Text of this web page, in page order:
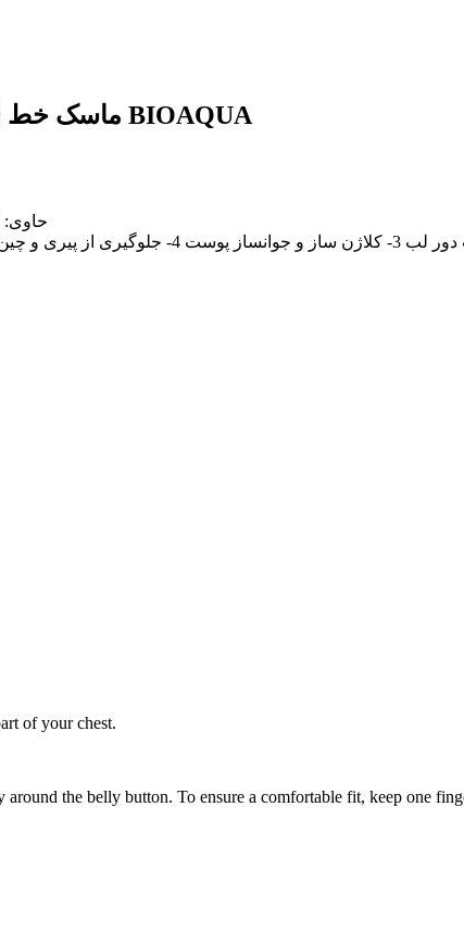
ماسک خط لبخند بیوآکوا کلاژن ساز و لیفتینگ خط خنده BIOAQUA
حاوی: 1- عصاره گیاه سنتلا 2- عصاره آسیاتیکا 3- هیالورونیک اسید
of your chest.
the belly button. To ensure a comfortable fit, keep one